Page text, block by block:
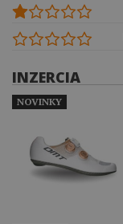
INZERCIA
NOVINKY